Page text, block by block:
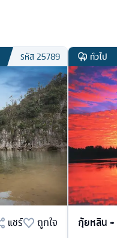
รหัส25789
แชร์
ถูกใจ
ทั่วไป
กุ้ยหลิน +